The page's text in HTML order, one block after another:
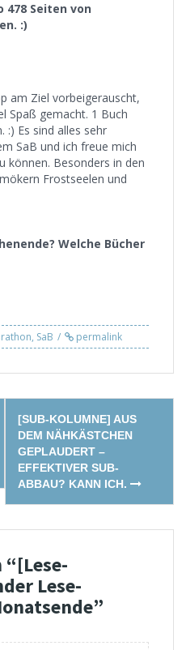
478 Seiten von
:)
am Ziel vorbeigerauscht,
Spaß gemacht. 1 Buch
:) Es sind alles sehr
SaB und ich freue mich
können. Besonders in den
Frostseelen und
Welche Bücher
, SaB permalink
[SUB-KOLUMNE] AUS
DEM NÄHKÄSTCHEN
GEPLAUDERT –
EFFEKTIVER SUB-
ABBAU? KANN ICH.
“[Lese-
Lese-
”